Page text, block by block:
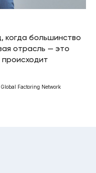
когда большинство
отрасль — это
происходит
Global Factoring Network